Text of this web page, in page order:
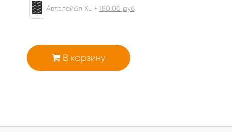
Автолейбл XL + 180.00 руб
В корзину